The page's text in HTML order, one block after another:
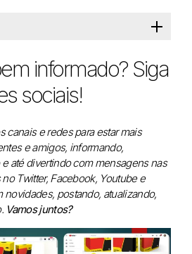
informado? Siga
sociais!
canais e redes para estar mais
e amigos, informando,
até divertindo com mensagens nas
Twitter, Facebook, Youtube e
novidades, postando, atualizando,
Vamos juntos?